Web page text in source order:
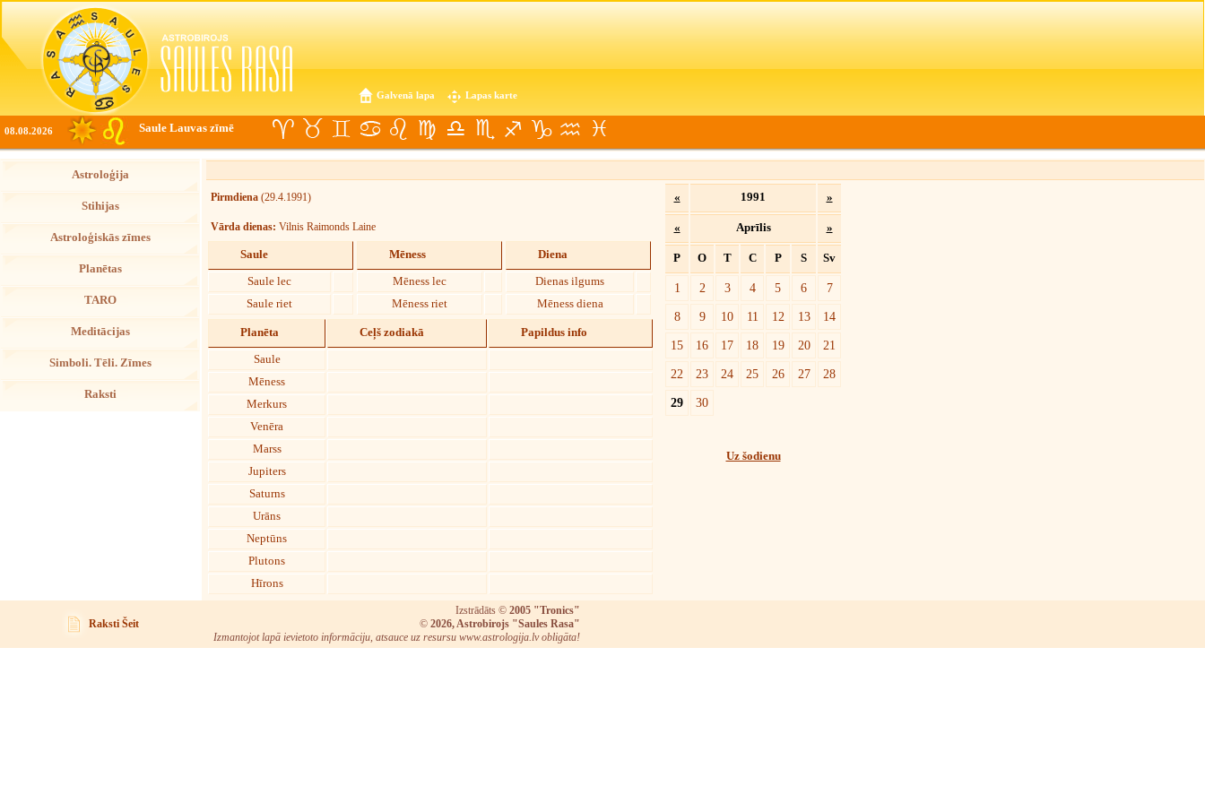
Galvenā lapa Lapas karte
08.08.2026 Saule Lauvas zīmē
Astroloģija
Stihijas
Astroloģiskās zīmes
Planētas
TARO
Meditācijas
Simboli. Tēli. Zīmes
Raksti
Pirmdiena (29.4.1991)
Vārda dienas: Vilnis Raimonds Laine
Saule
Saule lec
Saule riet
Mēness
Mēness lec
Mēness riet
Diena
Dienas ilgums
Mēness diena
Planēta Ceļš zodiakā Papildus info
Saule
Mēness
Merkurs
Venēra
Marss
Jupiters
Saturns
Urāns
Neptūns
Plutons
Hīrons
« 1991 »
« Aprīlis »
P O T C P S Sv
1 2 3 4 5 6
7
8
9 10 11 12 13
14
15
16 17 18 19 20
21
22
23 24 25 26 27
28
29
30
Uz šodienu
Raksti Šeit
Izstrādāts © 2005 "Tronics"
© 2026, Astrobirojs "Saules Rasa"
Izmantojot lapā ievietoto informāciju, atsauce uz resursu www.astrologija.lv obligāta!